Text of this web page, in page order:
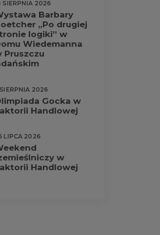
SIERPNIA 2026
Barbary
„Po drugiej
logiki” w
Wiedemanna
Pruszczu
2026
Gocka w
Handlowej
LIPCA 2026
w
Handlowej